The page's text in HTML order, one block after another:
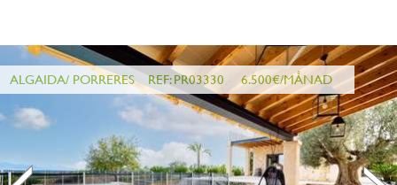
ALGAIDA/ PORRERES REF: PR03330 6.500€/MÅNAD